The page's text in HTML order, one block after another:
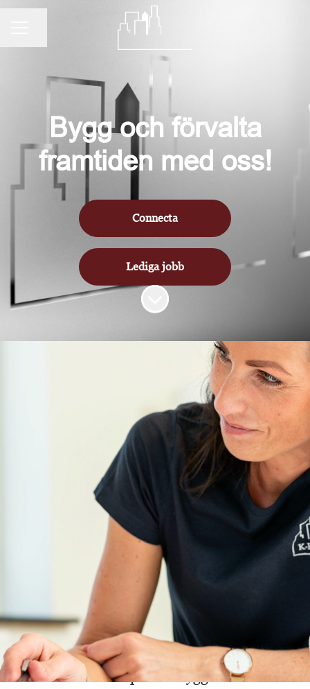
Bygg och förvalta
framtiden med oss!
Connecta
Lediga jobb
Skrolla för mer innehåll
Din karriär börjar här
K-Fastigheter är en ung och expansiv
koncern som startades år 2010 med vision
att äga och förvalta marknadens mest
attraktiva hyreslägenheter. År 2021
förvärvade K-Fastigheter
stomentreprenören K-Prefab.
Koncernens verksamhet omfattar aktiv
fastighetsförvaltning, projektutveckling och
byggnation i egen regi samt produktion av
prefabricerade betongstommar. Idag är vi
ca 600 anställda i koncernen.
Genom vårt konceptuella byggande och det